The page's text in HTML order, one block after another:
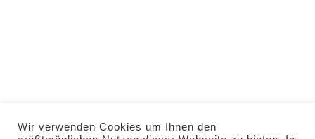
Wir verwenden Cookies um Ihnen den